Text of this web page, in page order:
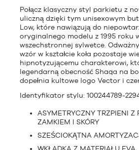
Połącz klasyczny styl parkietu z
uliczną dzięki tym unisexowym
Low, które nawiązują do
oryginalnego modelu z 1995 roku
wszechstronnej sylwetce.
wzór w kształcie koła pozostaje
hipnotyzującemu charakterowi,
legendarną obecność Shaqa na
dopełnia kultowe logo Vector i
Identyfikator stylu: 100244789-
ASYMETRYCZNY TRZPIENI Z
ZAMKIEM I SKÓRY
SZEŚCIOKĄTNA